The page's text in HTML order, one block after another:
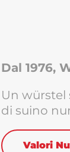
Dal 1976,
Un würstel
di suino
Valori